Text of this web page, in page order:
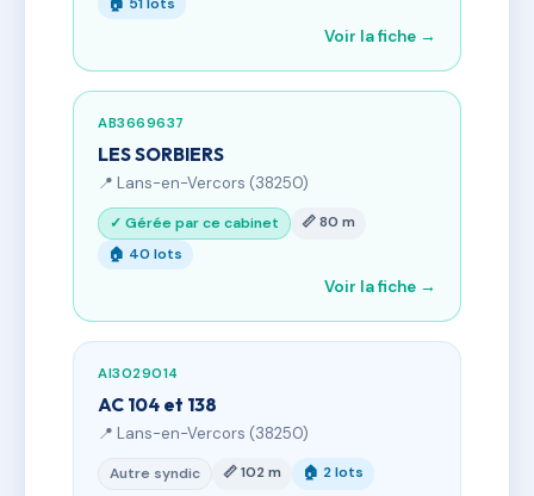
Voir la fiche →
AB3669637
LES SORBIERS
📍 Lans-en-Vercors (38250)
✓ Gérée par ce cabinet
📏 80 m
🏠 40 lots
Voir la fiche →
AI3029014
AC 104 et 138
📍 Lans-en-Vercors (38250)
Autre syndic 📏 102 m 🏠 2 lots